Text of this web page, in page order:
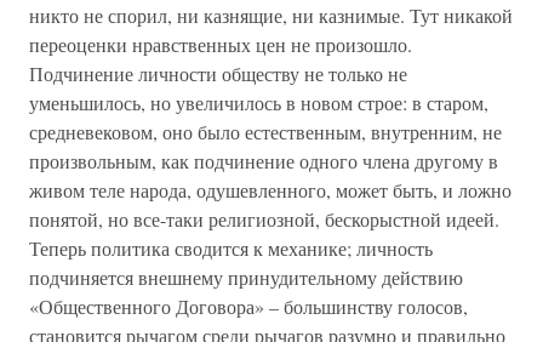
никто не спорил, ни казнящие, ни казнимые. Тут никакой
переоценки нравственных цен не произошло.
Подчинение личности обществу не только не
уменьшилось, но увеличилось в новом строе: в старом,
средневековом, оно было естественным, внутренним, не
произвольным, как подчинение одного члена другому в
живом теле народа, одушевленного, может быть, и ложно
понятой, но все-таки религиозной, бескорыстной идеей.
Теперь политика сводится к механике; личность
подчиняется внешнему принудительному действию
«Общественного Договора» – большинству голосов,
становится рычагом среди рычагов разумно и правильно